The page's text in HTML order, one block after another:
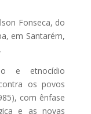
Fonseca, do
em Santarém,
e etnocídio
os povos
com ênfase
e as novas